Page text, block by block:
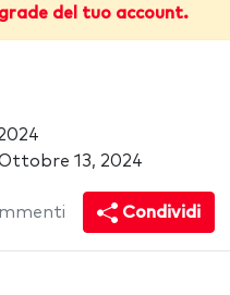
del tuo account.
13, 2024
Condividi